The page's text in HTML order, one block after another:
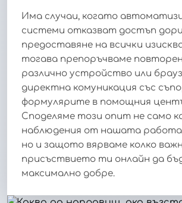
Има случаи, когато
системи отказват достъп
предоставяне на всички
тогава препоръчваме
различно устройство или
директна комуникация със
формулярите в помощния
Споделяме този опит не само
наблюдения от нашата работа
но и защото вярваме колко
присъствието ти онлайн да
максимално добре.